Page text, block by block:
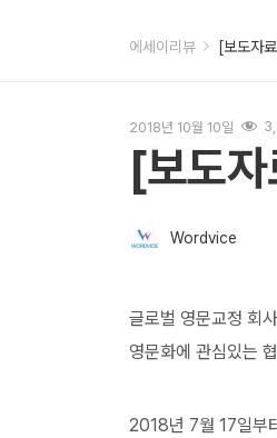
에세이리뷰 [보도자
2018년 10월 10일
[보도
Wordvice
글로벌 영문교정 회
영문화에 관심있는
2018년 7월 17일부